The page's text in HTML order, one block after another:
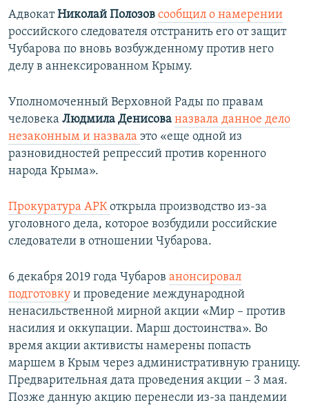
АдвокатНиколай Полозов сообщил о намерении
российского следователя отстранить его от защит
Чубарова по вновь возбужденному против него
делу в аннексированном Крыму.
Уполномоченный Верховной Рады по правам
человека Людмила Денисова назвала данное дело
незаконным и назвала это «еще одной из
разновидностей репрессий против коренного
народа Крыма». ​
Прокуратура АРКоткрыла производство из-за
уголовного дела, которое возбудили российские
следователи в отношении Чубарова.
6 декабря 2019 года Чубаров анонсировал
подготовку и проведение международной
ненасильственной мирной акции «Мир – против
насилия и оккупации. Марш достоинства». Во
время акции активисты намерены попасть
маршем в Крым через административную границу.
Предварительная дата проведения акции – 3 мая.
Позже данную акцию перенесли из-за пандемии